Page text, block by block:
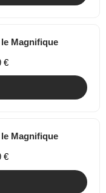
Magnifique
€
Magnifique
€